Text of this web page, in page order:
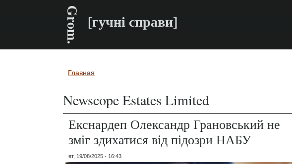
Grom. [гучні справи]
Вы здесь
Главная
Newscope Estates Limited
Екснардеп Олександр Грановський не
зміг здихатися від підозри НАБУ
вт, 19/08/2025 - 16:43